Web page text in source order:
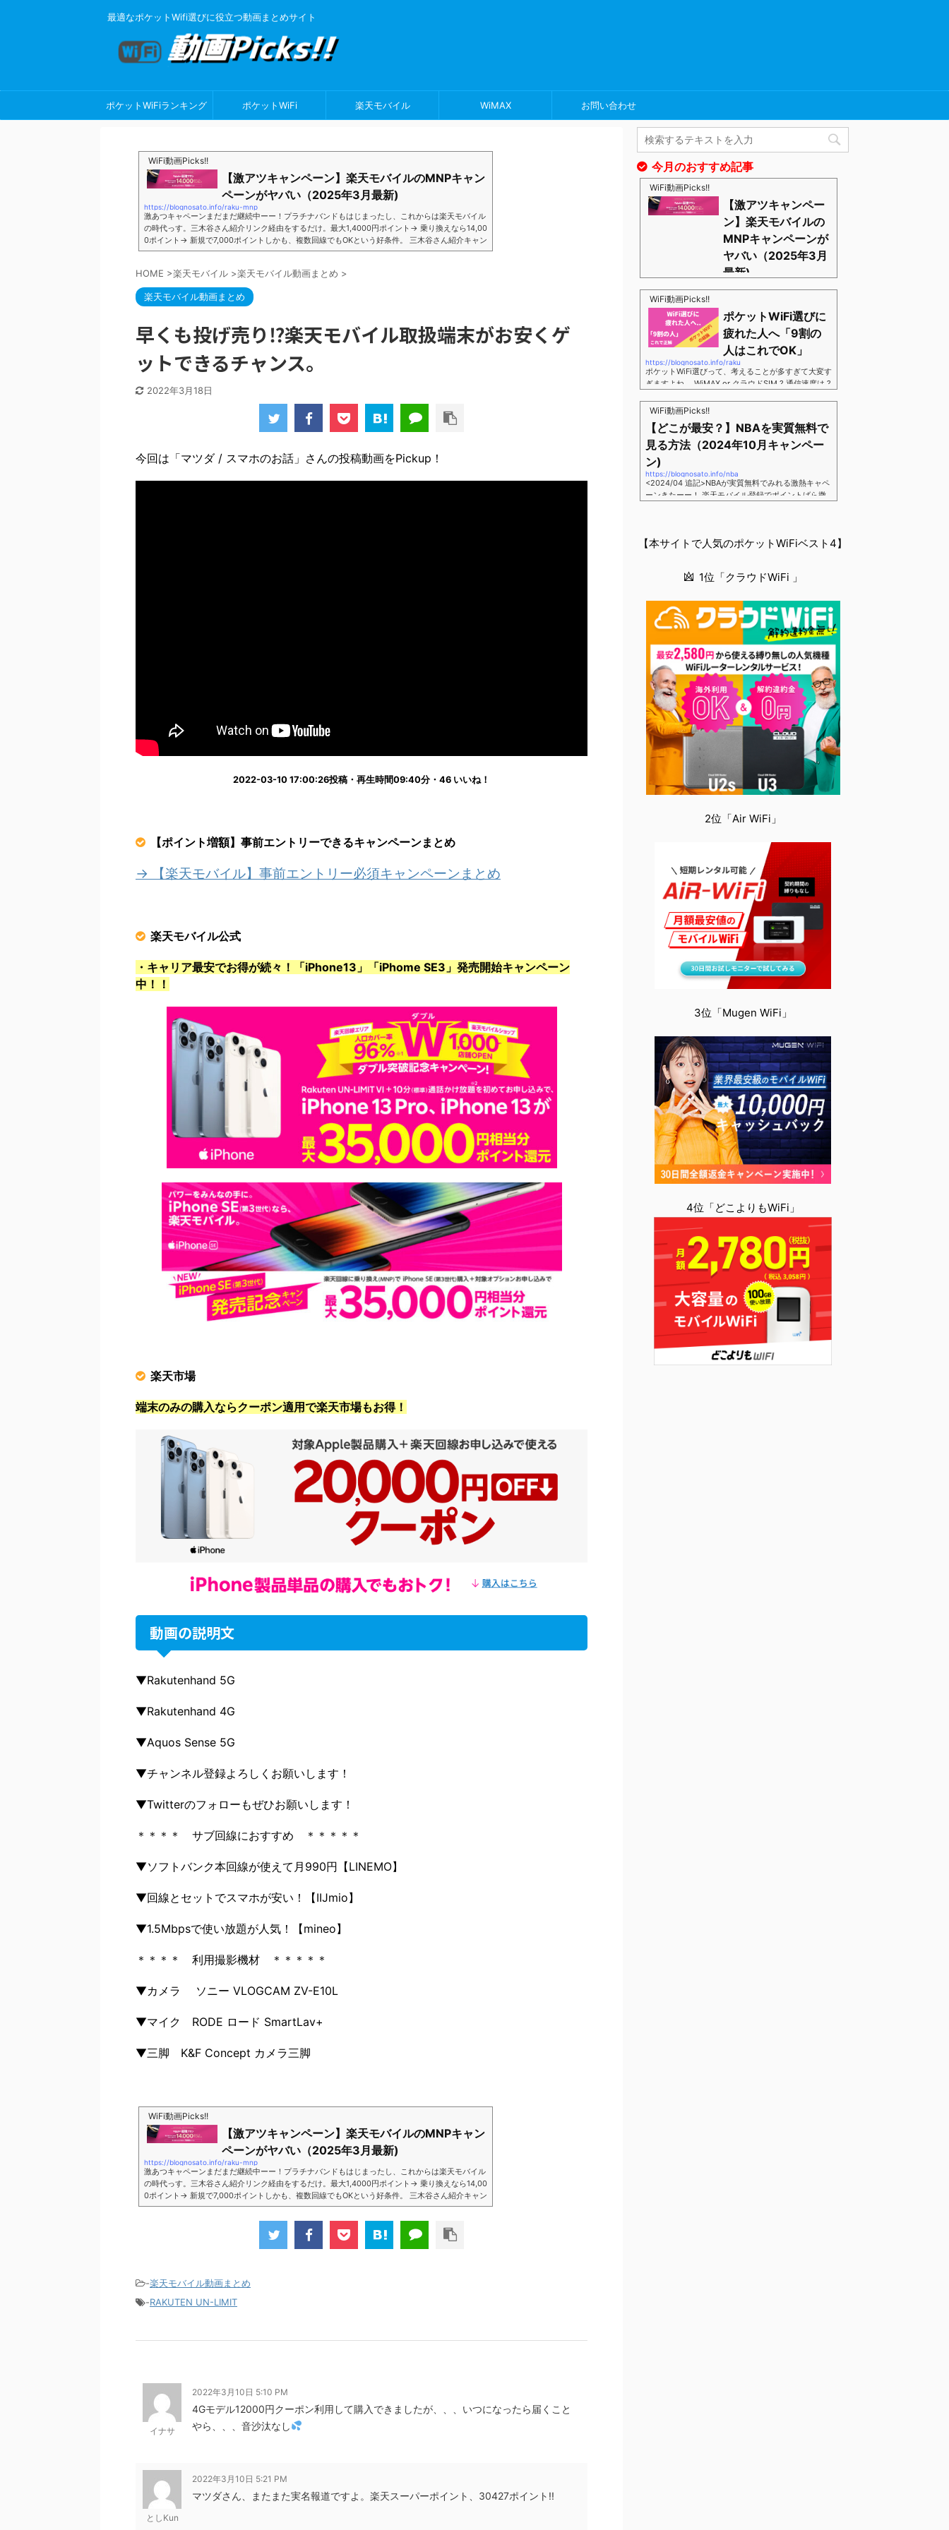
最適なポケットWifi選びに役立つ動画まとめサイト
ポケットWiFiランキング ポケットWiFi 楽天モバイル WiMAX お問い合わせ
WiFi動画Picks!!
【激アツキャンペーン】楽天モバイルのMNPキャン
ペーンがヤバい（2025年3月最新)
https://blognosato.info/raku-mnp
激あつキャペーンまだまだ継続中ーー！プラチナバンドもはじまったし、これからは楽天モバイル
の時代っす。三木谷さん紹介リンク経由をするだけ。最大1,4000円ポイント→ 乗り換えなら14,00
0ポイント→ 新規で7,000ポイントしかも、複数回線でもOKという好条件。 三木谷さん紹介キャン
ペーン＼激熱の三木谷さんキャンペーン／2回線目以降でもOK再契約でもでもOK背水の陣の楽天
■キャンペーン概要三木谷社長の特別招待ページから楽天モバイ...
HOME >楽天モバイル >楽天モバイル動画まとめ >
楽天モバイル動画まとめ
早くも投げ売り⁉︎楽天モバイル取扱端末がお安くゲ
ットできるチャンス。
2022年3月18日
今回は「マツダ / スマホのお話」さんの投稿動画をPickup！
2022-03-10 17:00:26投稿・再生時間09:40分・46 いいね！
【ポイント増額】事前エントリーできるキャンペーンまとめ
→ 【楽天モバイル】事前エントリー必須キャンペーンまとめ
楽天モバイル公式
・キャリア最安でお得が続々！「iPhone13」「iPhome SE3」発売開始キャンペーン
中！！
楽天市場
端末のみの購入ならクーポン適用で楽天市場もお得！
動画の説明文
▼Rakutenhand 5G
▼Rakutenhand 4G
▼Aquos Sense 5G
▼チャンネル登録よろしくお願いします！
▼Twitterのフォローもぜひお願いします！
＊＊＊＊ サブ回線におすすめ ＊＊＊＊＊
▼ソフトバンク本回線が使えて月990円【LINEMO】
▼回線とセットでスマホが安い！【IIJmio】
▼1.5Mbpsで使い放題が人気！【mineo】
＊＊＊＊ 利用撮影機材 ＊＊＊＊＊
▼カメラ ソニー VLOGCAM ZV-E10L
▼マイク RODE ロード SmartLav+
▼三脚 K&F Concept カメラ三脚
WiFi動画Picks!!
【激アツキャンペーン】楽天モバイルのMNPキャン
ペーンがヤバい（2025年3月最新)
https://blognosato.info/raku-mnp
激あつキャペーンまだまだ継続中ーー！プラチナバンドもはじまったし、これからは楽天モバイル
の時代っす。三木谷さん紹介リンク経由をするだけ。最大1,4000円ポイント→ 乗り換えなら14,00
0ポイント→ 新規で7,000ポイントしかも、複数回線でもOKという好条件。 三木谷さん紹介キャン
ペーン＼激熱の三木谷さんキャンペーン／2回線目以降でもOK再契約でもでもOK背水の陣の楽天
モバイル。ついに「最後の賭け」とも思えるポイントばら撒きキャンペーンを発動してきました。
■キャンペーン概要三木谷社長の特別招待ページから楽天モバイ...
-楽天モバイル動画まとめ
-RAKUTEN UN-LIMIT
イナサ
2022年3月10日 5:10 PM
4Gモデル12000円クーポン利用して購入できましたが、、、いつになったら届くこと
やら、、、音沙汰なし
としKun
2022年3月10日 5:21 PM
マツダさん、またまた実名報道ですよ。楽天スーパーポイント、30427ポイント!!
今月のおすすめ記事
WiFi動画Picks!!
【激アツキャンペー
ン】楽天モバイルの
MNPキャンペーンが
ヤバい（2025年3月
最新)
激あつキャペーンまだまだ継続中ーー！プラチナバン
ドもはじまったし、これからは楽天モバイルの時代っ
す。三木谷さん紹介リンク経由をするだけ。最大1,40
00円ポイント→ 乗り換えなら14,000ポイント→ 新
規で7,000ポイントしかも、複数回線でもOKという好
条件。 三木谷さん紹介キャンペーン＼激熱の三木谷
さんキャンペーン／2回線目以降でもOK再契約でもで
もOK背水の陣の楽天モバイル。ついに「最後の賭
け」とも思えるポイントばら撒きキャンペーンを発動
してきました。■キャンペーン概要三木谷社長の特別
招待ページから楽天モバイ...
WiFi動画Picks!!
ポケットWiFi選びに
疲れた人へ「9割の
人はこれでOK」
https://blognosato.info/raku
ポケットWiFi選びって、考えることが多すぎて大変す
ぎますよね。 WiMAX or クラウドSIM ? 通信速度は ?
負担は ?もう知らん、って感じですよね。私もWiFi関
連のメディアを3年間運用してきましたが「結局みん
なコレでいいのでは？」という結論にいたりました。
ということで、「ポケットWiFi選びに疲れた」「結局
どれがいいのか分からない」と言う人向けに【最終
解】を用意しました。ポケットWiFiのヘビーユーザー
視点で「90％の人はこれだけでいいやん」というも
のなので、「多...
WiFi動画Picks!!
【どこが最安？】NBAを実質無料で
見る方法（2024年10月キャンペー
ン)
https://blognosato.info/nba
<2024/04 追記>NBAが実質無料でみれる激熱キャペ
ーンきたーー！ 楽天モバイル登録でポイントばら撒
無料なのでNBAのみ視聴したい人でも最安！「最安で
無料でみるまで楽天モバイルでNBAを無料で観るまで
BANBAは、世...
【本サイトで人気のポケットWiFiベスト4】
1位「クラウドWiFi 」
2位「Air WiFi」
3位「Mugen WiFi」
4位「どこよりもWiFi」